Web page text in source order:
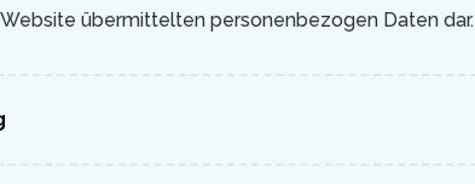
übermittelten personenbezogen Daten dar.